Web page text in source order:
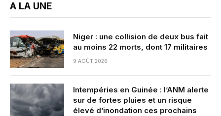
A LA UNE
Niger : une collision de deux bus fait
au moins 22 morts, dont 17 militaires
9 AOÛT 2026
Intempéries en Guinée : l’ANM alerte
sur de fortes pluies et un risque
élevé d’inondation ces prochains